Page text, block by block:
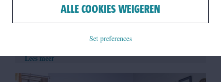
ALLE COOKIES WEIGEREN
Set preferences
beroemdste historische bouwers, zijn onlosmakelijke band
Lees meer